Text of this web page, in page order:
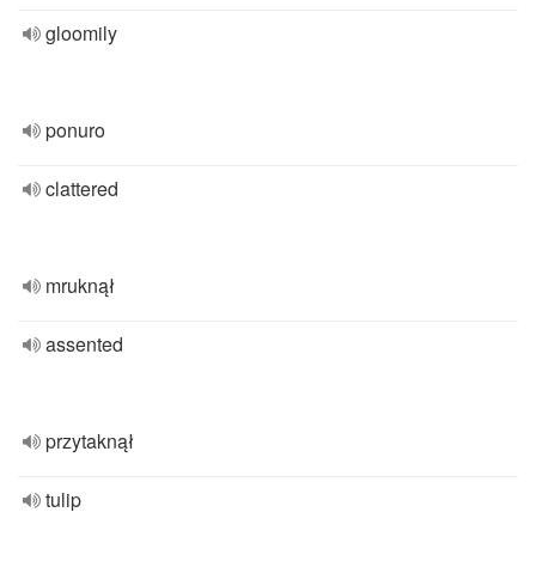
gloomily
ponuro
clattered
mruknął
assented
przytaknął
tulip